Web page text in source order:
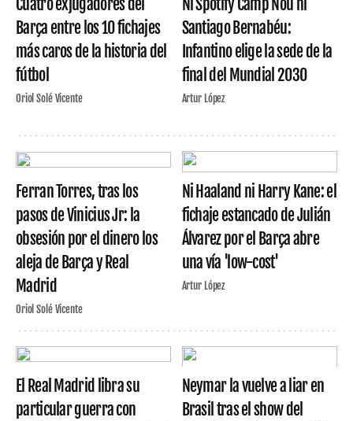
Cuatro exjugadores del
Barça entre los 10 fichajes
más caros de la historia del
fútbol
Oriol Solé Vicente
Ni Spotify Camp Nou ni
Santiago Bernabéu:
Infantino elige la sede de la
final del Mundial 2030
Artur López
Ferran Torres, tras los
pasos de Vinicius Jr: la
obsesión por el dinero los
aleja de Barça y Real
Madrid
Oriol Solé Vicente
Ni Haaland ni Harry Kane: el
fichaje estancado de Julián
Álvarez por el Barça abre
una vía 'low-cost'
Artur López
El Real Madrid libra su
particular guerra con
Neymar la vuelve a liar en
Brasil tras el show del